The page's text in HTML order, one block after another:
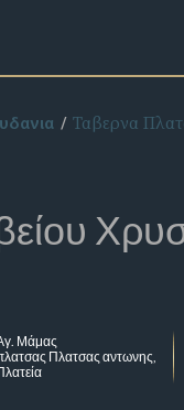
Ταβερνα
Μάμας
Πλατσας αντωνης,